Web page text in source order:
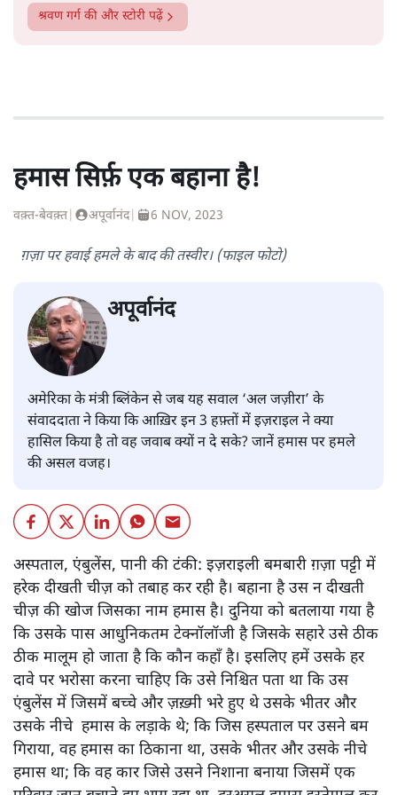
श्रवण गर्ग की और स्टोरी पढ़ें
हमास सिर्फ़ एक बहाना है!
वक़्त-बेवक़्त अपूर्वानंद| 6 NOV, 2023
ग़ज़ा पर हवाई हमले के बाद की तस्वीर। (फाइल फोटो)
अपूर्वानंद
अमेरिका के मंत्री ब्लिंकेन से जब यह सवाल ‘अल जज़ीरा’ के
संवाददाता ने किया कि आख़िर इन 3 हफ़्तों में इज़राइल ने क्या
हासिल किया है तो वह जवाब क्यों न दे सके? जानें हमास पर हमले
की असल वजह।
अस्पताल, एंबुलेंस, पानी की टंकी: इज़राइली बमबारी ग़ज़ा पट्टी में